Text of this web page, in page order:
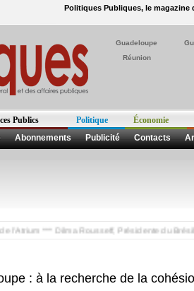
Politiques Publiques, le magazine
Guadeloupe
Réunion
Publics Politique
Économie
Abonnements Publicité Contacts
*** Dilma Rousseff, Présidente du Brésil,
: à la recherche de la